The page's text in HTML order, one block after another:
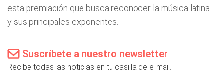
esta premiación que busca reconocer la música latina
y sus principales exponentes.
Suscríbete a nuestro newsletter
Recibe todas las noticias en tu casilla de e-mail.